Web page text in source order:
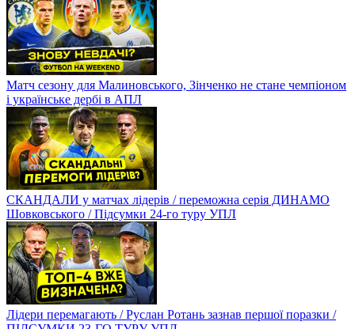
Матч сезону для Малиновського, Зінченко не стане чемпіоном
і українське дербі в АПЛ
СКАНДАЛИ у матчах лідерів / переможна серія ДИНАМО
Шовковського / Підсумки 24-го туру УПЛ
Лідери перемагають / Руслан Ротань зазнав першої поразки /